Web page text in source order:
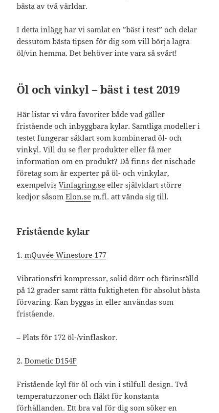
bästa av två världar.
I detta inlägg har vi samlat en ”bäst i test” och delar
dessutom bästa tipsen för dig som vill börja lagra
öl/vin hemma. Det behöver inte vara så svårt!
Öl och vinkyl – bäst i test 2019
Här listar vi våra favoriter både vad gäller
fristående och inbyggbara kylar. Samtliga modeller i
testet fungerar såklart som kombinerad öl- och
vinkyl. Vill du se fler produkter eller få mer
information om en produkt? Då finns det nischade
företag som är experter på öl- och vinkylar,
exempelvisVinlagring.se eller självklart större
kedjor såsomElon.se m.fl. att vända sig till.
Fristående kylar
1.mQuvée Winestore 177
Vibrationsfri kompressor, solid dörr och förinställd
på 12 grader samt rätta fuktigheten för absolut bästa
förvaring. Kan byggas in eller användas som
fristående.
– Plats för 172 öl-/vinflaskor.
2.DometicD154F
Fristående kyl för öl och vin i stilfull design. Två
temperaturzoner och fläkt för konstanta
förhållanden. Ett bra val för dig som söker en